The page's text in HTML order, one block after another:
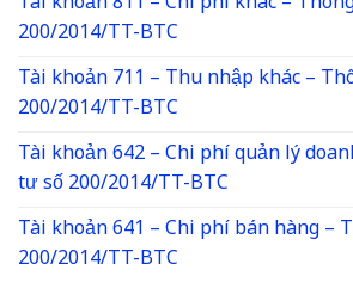
200/2014/TT-BTC
Tài khoản 711 – Thu nhập khác –
200/2014/TT-BTC
Tài khoản 642 – Chi phí quản lý
tư số 200/2014/TT-BTC
Tài khoản 641 – Chi phí bán hàng –
200/2014/TT-BTC